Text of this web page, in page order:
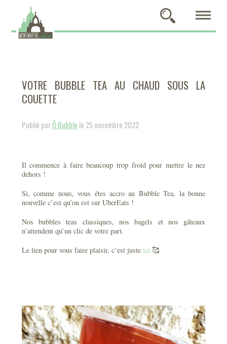
VOTRE BUBBLE TEA AU CHAUD SOUS LA
COUETTE
Publié parÔ Bubble le 25 novembre 2022
Il commence à faire beaucoup trop froid pour mettre le nez
dehors !
Si, comme nous, vous êtes accro au Bubble Tea, la bonne
nouvelle c’est qu’on est sur UberEats !
Nos bubbles teas classiques, nos bagels et nos gâteaux
n’attendent qu’un clic de votre part.
Le lien pour vous faire plaisir, c’est juste ici 🥰